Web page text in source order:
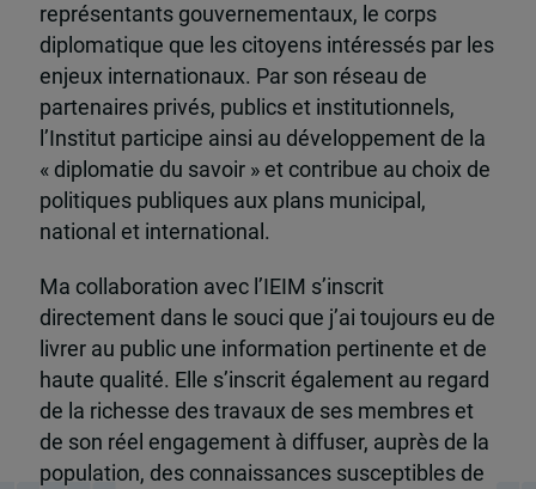
représentants gouvernementaux, le corps
diplomatique que les citoyens intéressés par les
enjeux internationaux. Par son réseau de
partenaires privés, publics et institutionnels,
l’Institut participe ainsi au développement de la
« diplomatie du savoir » et contribue au choix de
politiques publiques aux plans municipal,
national et international.
Ma collaboration avec l’IEIM s’inscrit
directement dans le souci que j’ai toujours eu de
livrer au public une information pertinente et de
haute qualité. Elle s’inscrit également au regard
de la richesse des travaux de ses membres et
de son réel engagement à diffuser, auprès de la
population, des connaissances susceptibles de